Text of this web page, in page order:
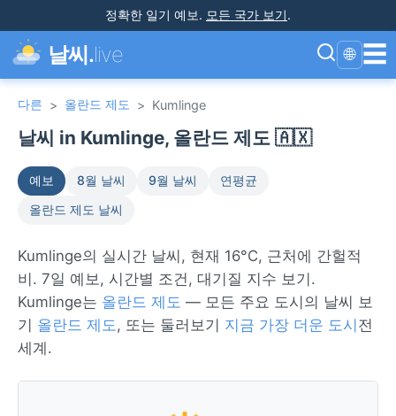
정확한 일기 예보. 모든 국가 보기.
날씨.live 🌐 ☰
다른 > 올란드 제도 > Kumlinge
날씨 in Kumlinge, 올란드 제도 🇦🇽
예보 8월 날씨 9월 날씨
연평균
올란드 제도 날씨
Kumlinge의 실시간 날씨, 현재 16°C, 근처에 간헐적
비. 7일 예보, 시간별 조건, 대기질 지수 보기.
Kumlinge는 올란드 제도 — 모든 주요 도시의 날씨 보
기 올란드 제도, 또는 둘러보기 지금 가장 더운 도시 전
세계.